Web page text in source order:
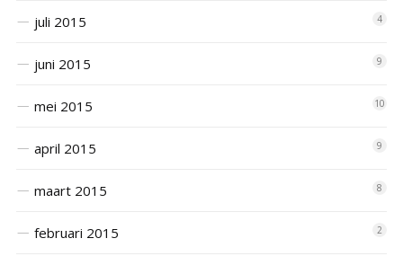
juli 2015 4
juni 2015 9
mei 2015 10
april 2015 9
maart 2015 8
februari 2015 2